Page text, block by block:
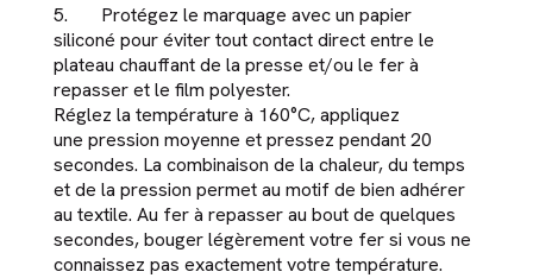
5. Protégez le marquage avec un papier
siliconé pour éviter tout contact direct entre le
plateau chauffant de la presse et/ou le fer à
repasser et le film polyester.
Réglez la température à 160°C, appliquez
une pression moyenne et pressez pendant 20
secondes. La combinaison de la chaleur, du temps
et de la pression permet au motif de bien adhérer
au textile. Au fer à repasser au bout de quelques
secondes, bouger légèrement votre fer si vous ne
connaissez pas exactement votre température.